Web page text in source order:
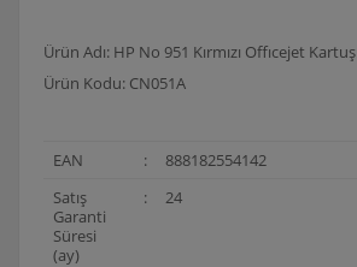
Ürün Adı: HP No 951 Kırmızı Offıcejet Kartuş
Ürün Kodu: CN051A
EAN :
888182554142
Satış
Garanti
Süresi
(ay)
: 24